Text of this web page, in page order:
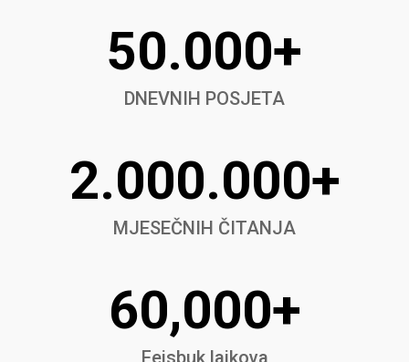
50.000+
DNEVNIH POSJETA
2.000.000+
MJESEČNIH ČITANJA
60,000+
Fejsbuk lajkova